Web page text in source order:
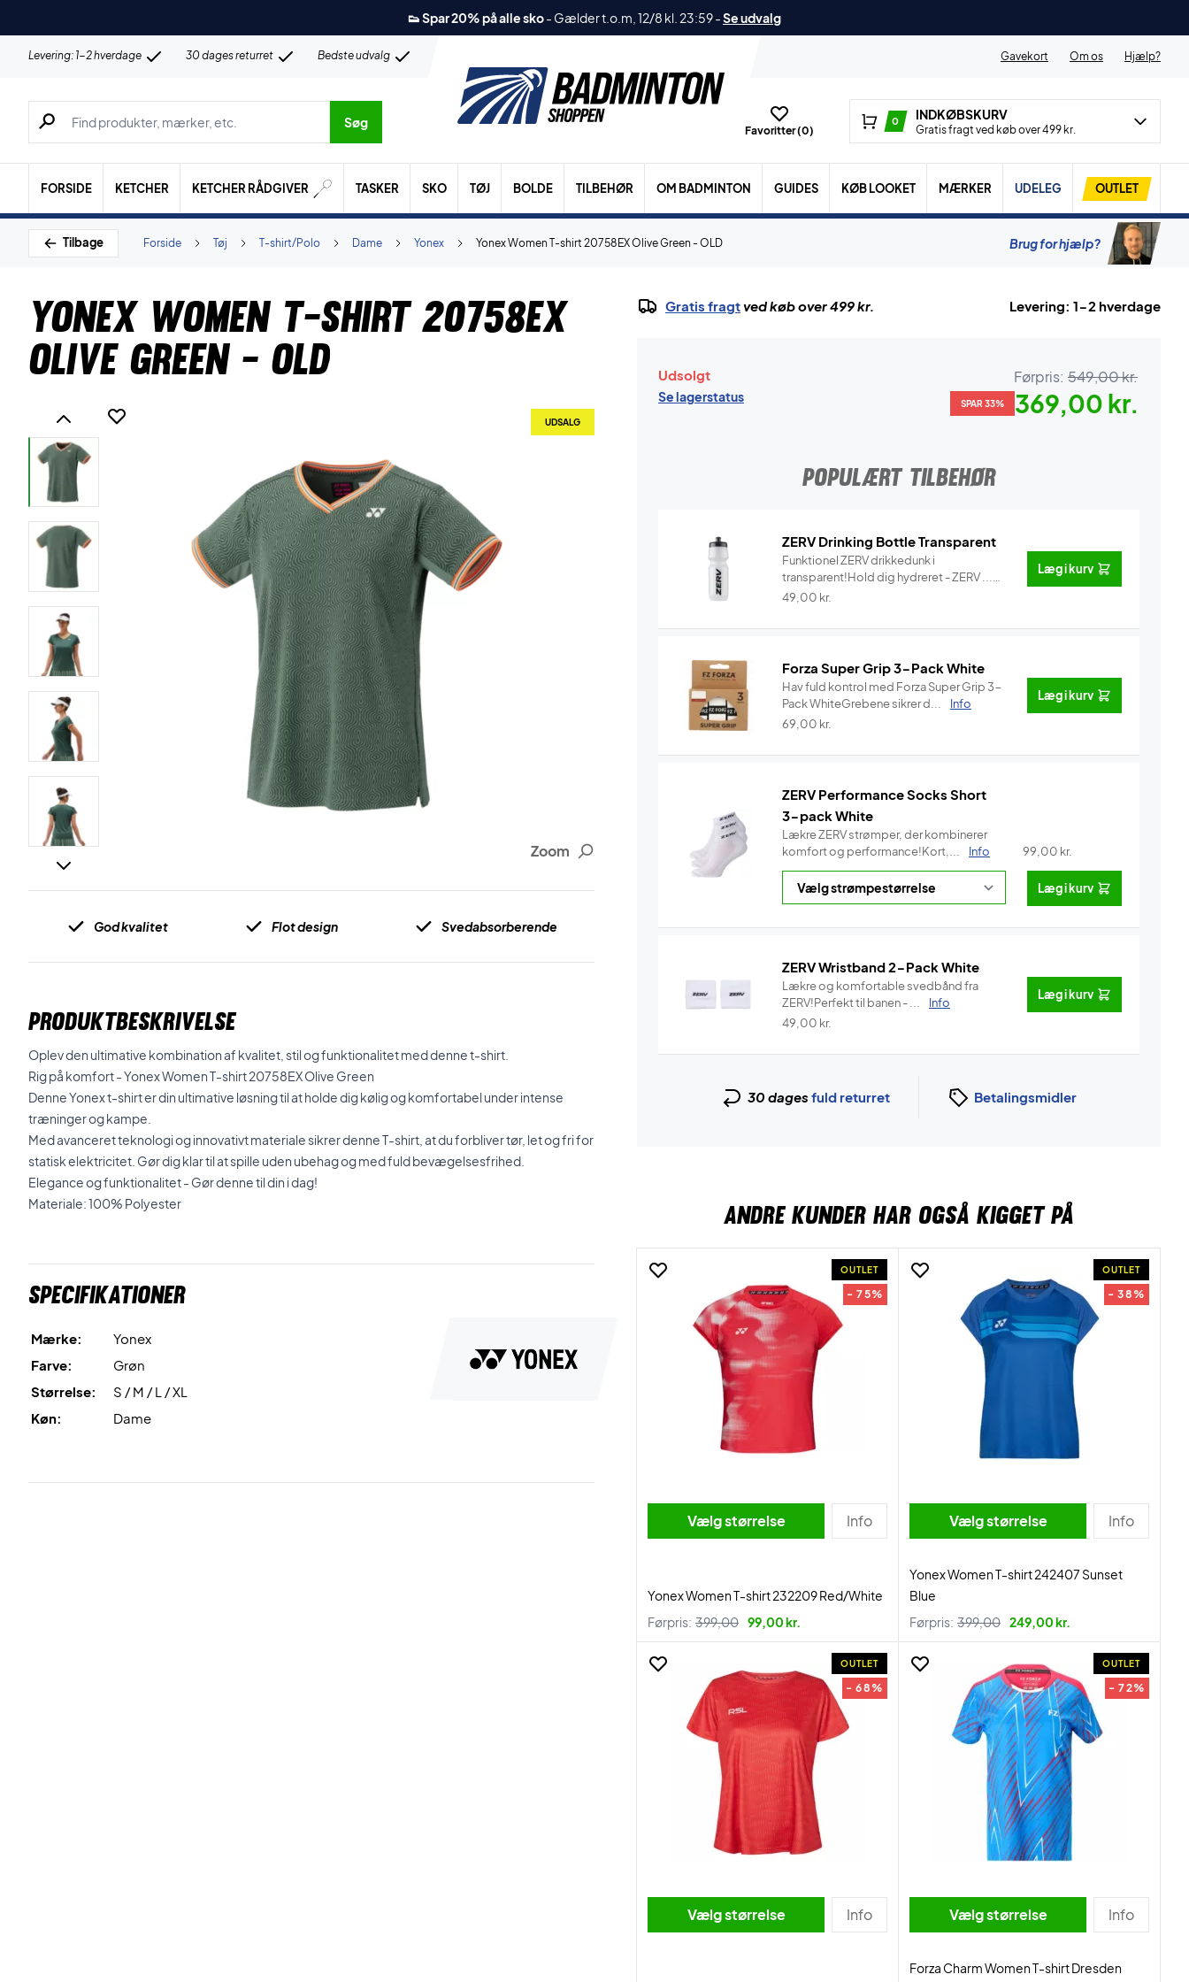
👟 Spar 20% på alle sko- Gælder t.o.m, 12/8 kl. 23:59-Se udvalg
Levering: 1-2 hverdage 30 dages returret Bedste udvalg Gavekort Om os Hjælp?
Søg efter produkter, mærker etc.
Søg
Favoritter (0)
0 INDKØBSKURV
Gratis fragt ved køb over 499 kr.
FORSIDE KETCHER KETCHER RÅDGIVER TASKER SKO TØJ BOLDE TILBEHØR OM BADMINTON GUIDES KØB LOOKET MÆRKER UDELEG OUTLET
Tilbage Yonex Women T-shirt 20758EX Olive Green - OLD
Yonex
Dame
T-shirt/Polo
Tøj
Forside Brug for hjælp?
Yonex Women T-shirt 20758EX
Olive Green - OLD
Zoom
UDSALG
God kvalitet Flot design Svedabsorberende
PRODUKTBESKRIVELSE
Oplev den ultimative kombination af kvalitet, stil og funktionalitet med denne t-shirt.
Rig på komfort - Yonex Women T-shirt 20758EX Olive Green
Denne Yonex t-shirt er din ultimative løsning til at holde dig kølig og komfortabel under intense
træninger og kampe.
Med avanceret teknologi og innovativt materiale sikrer denne T-shirt, at du forbliver tør, let og fri for
statisk elektricitet. Gør dig klar til at spille uden ubehag og med fuld bevægelsesfrihed.
Elegance og funktionalitet - Gør denne til din i dag!
Materiale: 100% Polyester
Specifikationer
Mærke:
Yonex
Farve:
Grøn
Størrelse:
S / M / L / XL
Køn:
Dame
Gratis fragtved køb over 499 kr. Levering: 1-2 hverdage
Udsolgt
Se lagerstatus
Førpris: 549,00 kr.
SPAR 33% 369,00 kr.
POPULÆRT TILBEHØR
ZERV Drinking Bottle Transparent
Funktionel ZERV drikkedunk i
transparent!Hold dig hydreret - ZERV ...
Info
49,00 kr.
Læg i kurv
Forza Super Grip 3-Pack White
Hav fuld kontrol med Forza Super Grip 3-
Pack WhiteGrebene sikrer d...
Info
69,00 kr.
Læg i kurv
ZERV Performance Socks Short
3-pack White
Lækre ZERV strømper, der kombinerer
komfort og performance!Kort,...
Info 99,00 kr.
Læg i kurv
ZERV Wristband 2-Pack White
Lækre og komfortable svedbånd fra
ZERV!Perfekt til banen - ...
Info
49,00 kr.
Læg i kurv
30 dages fuld returret Betalingsmidler
ANDRE KUNDER HAR OGSÅ KIGGET PÅ
OUTLET
- 75%
Vælg størrelse Info
Yonex Women T-shirt 232209 Red/White
Førpris: 399,00 99,00 kr.
OUTLET
- 38%
Vælg størrelse Info
Yonex Women T-shirt 242407 Sunset
Blue
Førpris: 399,00 249,00 kr.
OUTLET
- 68%
Vælg størrelse Info
OUTLET
- 72%
Vælg størrelse Info
Forza Charm Women T-shirt Dresden